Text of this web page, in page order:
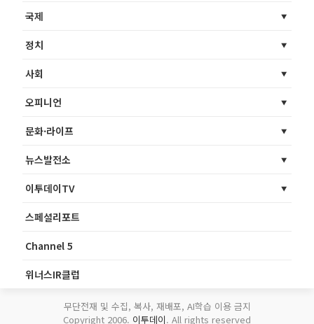
국제
정치
사회
오피니언
문화·라이프
뉴스발전소
이투데이TV
스페셜리포트
Channel 5
위너스IR클럽
무단전재 및 수집, 복사, 재배포, AI학습 이용 금지
Copyright 2006. 이투데이. All rights reserved